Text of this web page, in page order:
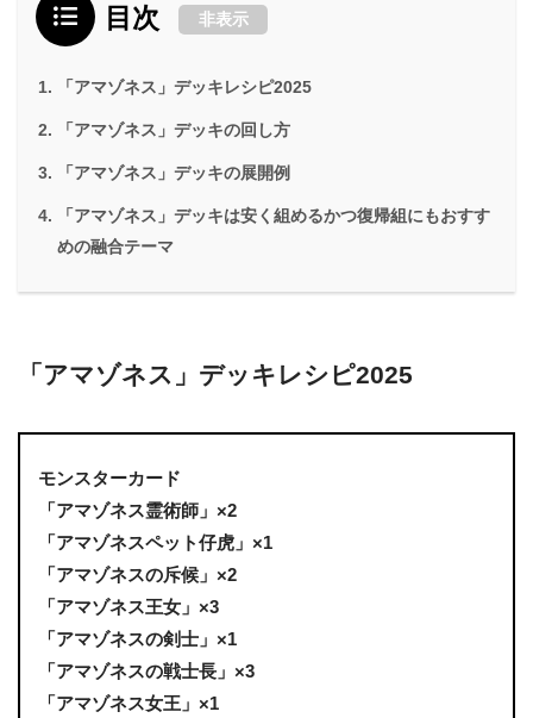
目次 非表示
「アマゾネス」デッキレシピ2025
「アマゾネス」デッキの回し方
「アマゾネス」デッキの展開例
「アマゾネス」デッキは安く組めるかつ復帰組にもおすす
めの融合テーマ
「アマゾネス」デッキレシピ2025
モンスターカード
「アマゾネス霊術師」×2
「アマゾネスペット仔虎」×1
「アマゾネスの斥候」×2
「アマゾネス王女」×3
「アマゾネスの剣士」×1
「アマゾネスの戦士長」×3
「アマゾネス女王」×1